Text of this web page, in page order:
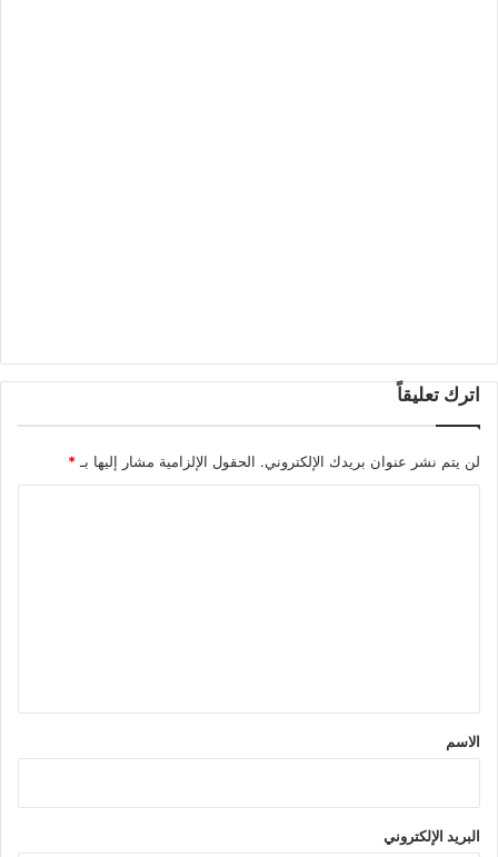
اترك تعليقاً
لن يتم نشر عنوان بريدك الإلكتروني. الحقول الإلزامية مشار إليها بـ *
*
الاسم
البريد الإلكتروني